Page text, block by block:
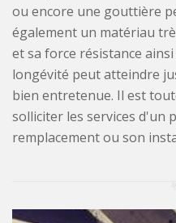
ou encore une gouttière
également un matériau
et sa force résistance
longévité peut atteindre
bien entretenue. Il est
solliciter les services d'un
remplacement ou son